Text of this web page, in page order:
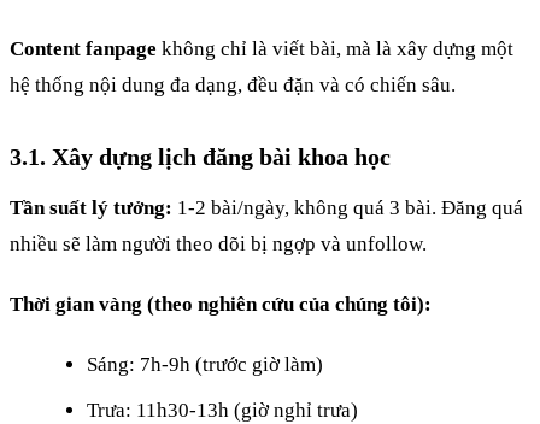
Content fanpage không chỉ là viết bài, mà là xây dựng một
hệ thống nội dung đa dạng, đều đặn và có chiến sâu.
3.1. Xây dựng lịch đăng bài khoa học
Tần suất lý tưởng: 1-2 bài/ngày, không quá 3 bài. Đăng quá
nhiều sẽ làm người theo dõi bị ngợp và unfollow.
Thời gian vàng (theo nghiên cứu của chúng tôi):
Sáng: 7h-9h (trước giờ làm)
Trưa: 11h30-13h (giờ nghỉ trưa)